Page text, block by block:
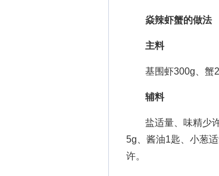
焱辣虾蟹的做法
主料
基围虾300g、蟹2
辅料
盐适量、味精少许
5g、酱油1匙、小葱
许。